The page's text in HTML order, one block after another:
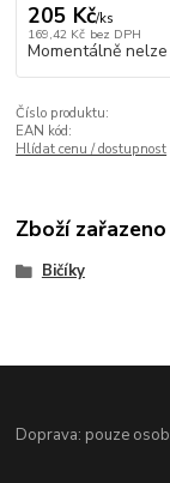
205 Kč/ks
169,42 Kč bez DPH
Momentálně
Číslo produktu:
EAN kód:
Hlídat cenu / dostupnost
Zboží
Bičíky
Doprava: pouze